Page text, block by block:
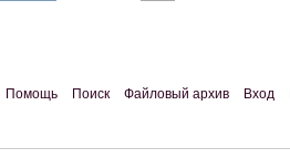
Помощь Поиск Файловый архив Вход